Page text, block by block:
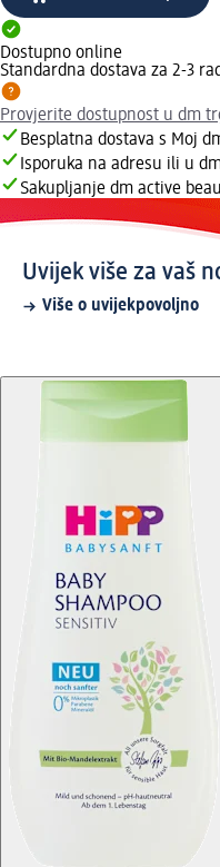
Dostupno online
Standardna dostava za 2-3
Provjerite dostupnost u dm
Besplatna dostava s Moj
Isporuka na adresu ili u
Sakupljanje dm active
Uvijek više za vaš
Više o uvijekpovoljno